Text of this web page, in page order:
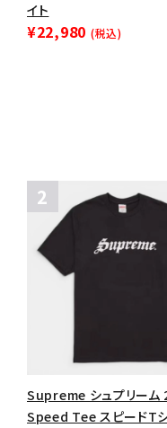
イト
¥22,980 (税込)
Supreme シュプリーム
Speed Tee スピードT